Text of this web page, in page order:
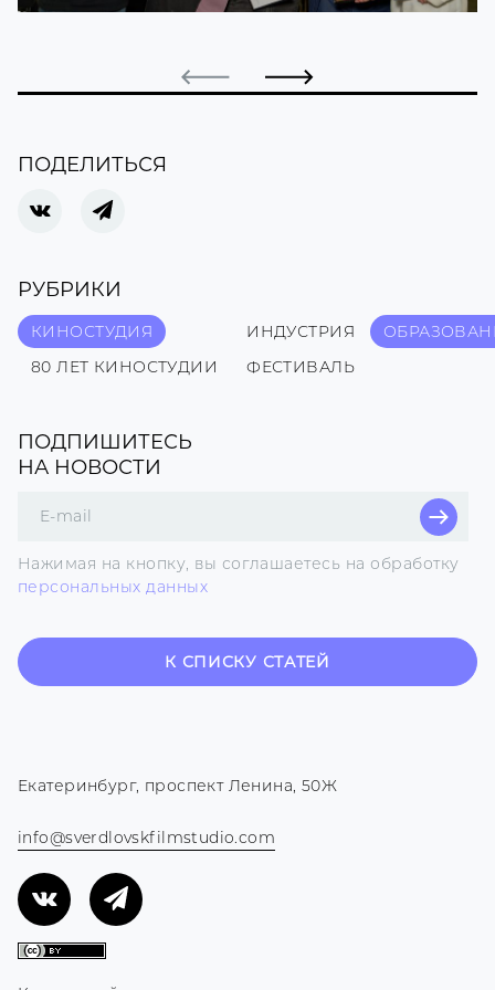
ПОДЕЛИТЬСЯ
РУБРИКИ
КИНОСТУДИЯ ИНДУСТРИЯ
80 ЛЕТ КИНОСТУДИИ
ФЕСТИВАЛЬ
ПОДПИШИТЕСЬ
НА НОВОСТИ
для
mail
Нажимая на кнопку, вы соглашаетесь на обработку
персональных данных
К СПИСКУ СТАТЕЙ
info@sverdlovskfilmstudio.com
Екатеринбург, проспект Ленина, 50Ж